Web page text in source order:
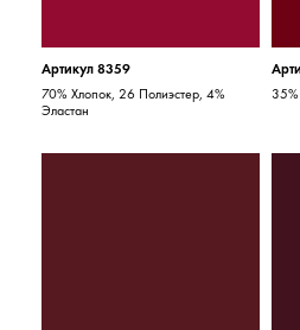
Артикул 8359
70% Хлопок, 26 Полиэстер, 4%
Эластан